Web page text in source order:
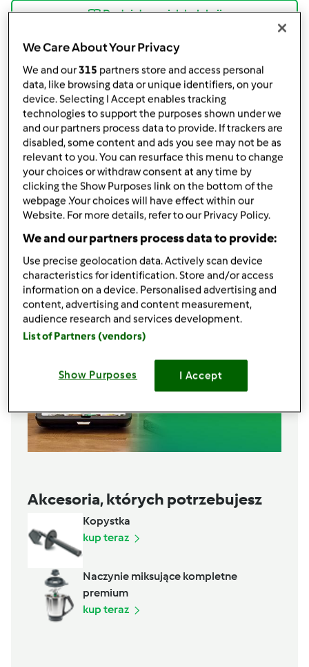
Dodaj do moich kolekcji
podziel się przepisem
Stwórz wariant
Składniki
250ml lodów czekoladowo śmietankowych
1szklanka mleka
4ciasteczka oreo
Lista zakupów
Akcesoria, których potrzebujesz
Kopystka
kup teraz
Naczynie miksujące kompletne
premium
kup teraz
We Care About Your Privacy
We and our315 partners store and access personal
data, like browsing data or unique identifiers, on your
device. Selecting I Accept enables tracking
technologies to support the purposes shown under we
and our partners process data to provide. If trackers are
disabled, some content and ads you see may not be as
relevant to you. You can resurface this menu to change
your choices or withdraw consent at any time by
clicking the Show Purposes link on the bottom of the
webpage .Your choices will have effect within our
Website. For more details, refer to our Privacy Policy.
We and our partners process data to provide:
Use precise geolocation data. Actively scan device
characteristics for identification. Store and/or access
information on a device. Personalised advertising and
content, advertising and content measurement,
audience research and services development.
List of Partners (vendors)
Show Purposes I Accept